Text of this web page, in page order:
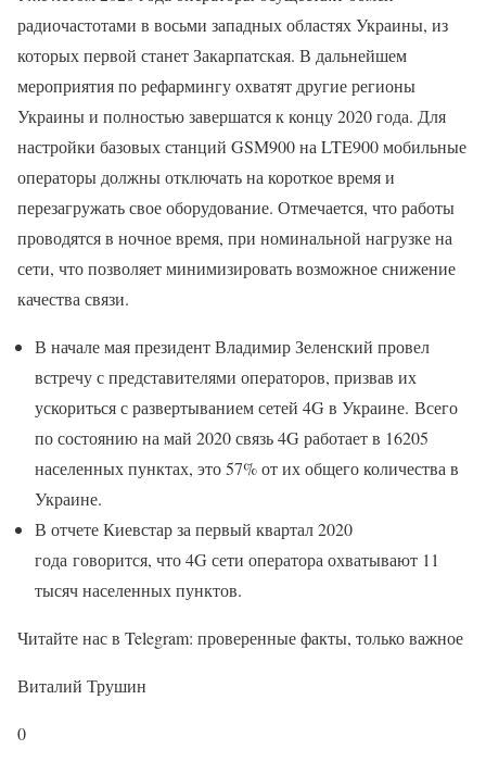
радиочастотами в восьми западных областях Украины, из
которых первой станет Закарпатская. В дальнейшем
мероприятия по рефармингу охватят другие регионы
Украины и полностью завершатся к концу 2020 года. Для
настройки базовых станций GSM900 на LTE900 мобильные
операторы должны отключать на короткое время и
перезагружать свое оборудование. Отмечается, что работы
проводятся в ночное время, при номинальной нагрузке на
сети, что позволяет минимизировать возможное снижение
качества связи.
В начале мая президент Владимир Зеленский провел
встречу с представителями операторов, призвав их
ускориться с развертыванием сетей 4G в Украине. Всего
по состоянию на май 2020 связь 4G работает в 16205
населенных пунктах, это 57% от их общего количества в
Украине.
В отчете Киевстар за первый квартал 2020
года говорится, что 4G сети оператора охватывают 11
тысяч населенных пунктов.
Читайте нас в Telegram: проверенные факты, только важное
Виталий Трушин
0